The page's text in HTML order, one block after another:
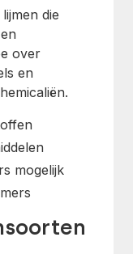
die
over
en
mogelijk